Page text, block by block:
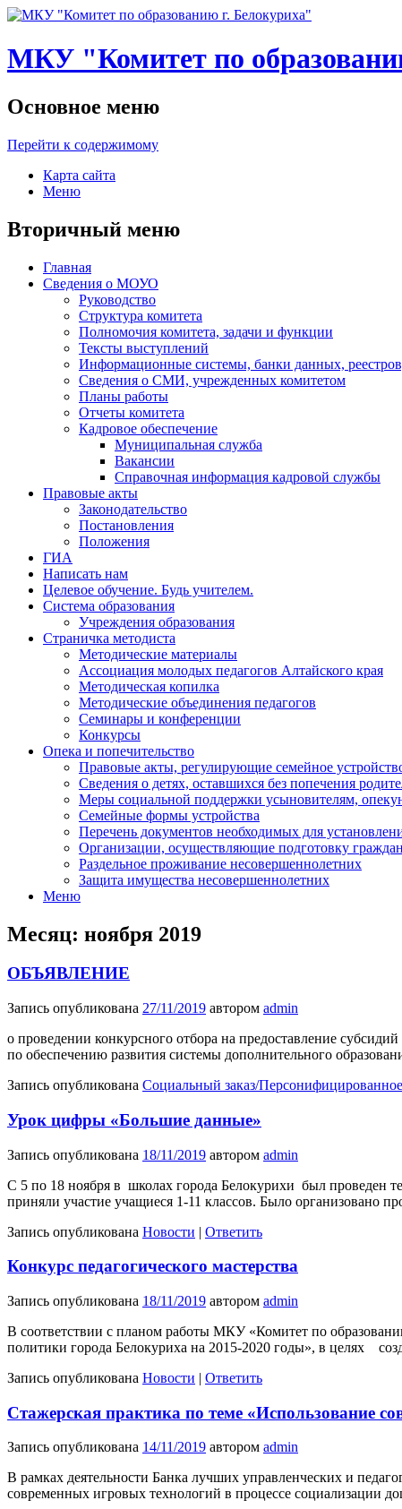
МКУ "Комитет по
Основное меню
Перейти к содержимому
Карта сайта
Меню
Вторичный меню
Главная
Сведения о МОУО
Руководство
Структура комитета
Полномочия комитета, задачи и функции
Тексты выступлений
Информационные системы, банки данных,
Сведения о СМИ, учрежденных комитетом
Планы работы
Отчеты комитета
Кадровое обеспечение
Муниципальная служба
Вакансии
Справочная информация кадровой службы
Правовые акты
Законодательство
Постановления
Положения
ГИА
Написать нам
Целевое обучение. Будь учителем.
Система образования
Учреждения образования
Страничка методиста
Методические материалы
Ассоциация молодых педагогов Алтайского края
Методическая копилка
Методические объединения педагогов
Семинары и конференции
Конкурсы
Опека и попечительство
Правовые акты, регулирующие семейное
Сведения о детях, оставшихся без попечения
Меры социальной поддержки усыновителям,
Семейные формы устройства
Перечень документов необходимых для
Организации, осуществляющие подготовку
Раздельное проживание несовершеннолетних
Защита имущества несовершеннолетних
Меню
Месяц: ноября 2019
ОБЪЯВЛЕНИЕ
Запись опубликована 27/11/2019 автором admin
о проведении конкурсного отбора на предоставление
по обеспечению развития системы дополнительного
Запись опубликована Социальный заказ/
Урок цифры «Большие данные»
Запись опубликована 18/11/2019 автором admin
С 5 по 18 ноября в школах города Белокурихи был проведен
приняли участие учащиеся 1-11 классов. Было организовано
Запись опубликована Новости | Ответить
Конкурс педагогического мастерства
Запись опубликована 18/11/2019 автором admin
В соответствии с планом работы МКУ «Комитет по
политики города Белокуриха на 2015-2020 годы», в целях
Запись опубликована Новости | Ответить
Стажерская практика по теме «Использование
Запись опубликована 14/11/2019 автором admin
В рамках деятельности Банка лучших управленческих и
современных игровых технологий в процессе социализации